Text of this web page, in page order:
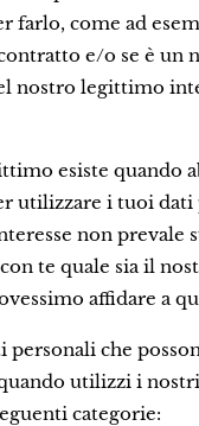
farlo, come ad
e/o se è un
nostro legittimo
esiste quando
utilizzare i tuoi dati
non prevale
te quale sia il
affidare a
personali che
utilizzi i
categorie: